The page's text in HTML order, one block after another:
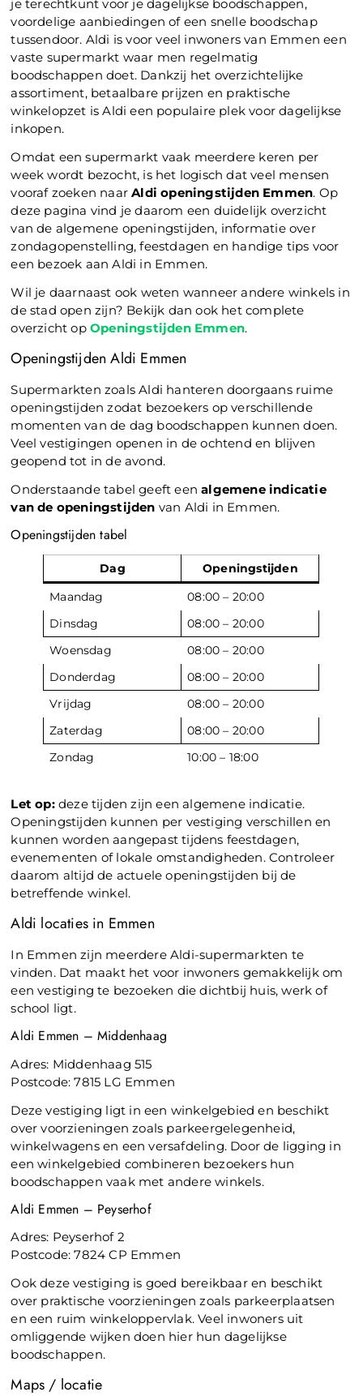
je terechtkunt voor je dagelijkse boodschappen,
voordelige aanbiedingen of een snelle boodschap
tussendoor. Aldi is voor veel inwoners van Emmen een
vaste supermarkt waar men regelmatig
boodschappen doet. Dankzij het overzichtelijke
assortiment, betaalbare prijzen en praktische
winkelopzet is Aldi een populaire plek voor dagelijkse
inkopen.
Omdat een supermarkt vaak meerdere keren per
week wordt bezocht, is het logisch dat veel mensen
vooraf zoeken naarAldi openingstijden Emmen. Op
deze pagina vind je daarom een duidelijk overzicht
van de algemene openingstijden, informatie over
zondagopenstelling, feestdagen en handige tips voor
een bezoek aan Aldi in Emmen.
Wil je daarnaast ook weten wanneer andere winkels in
de stad open zijn? Bekijk dan ook het complete
overzicht opOpeningstijden Emmen.
Openingstijden Aldi Emmen
Supermarkten zoals Aldi hanteren doorgaans ruime
openingstijden zodat bezoekers op verschillende
momenten van de dag boodschappen kunnen doen.
Veel vestigingen openen in de ochtend en blijven
geopend tot in de avond.
Onderstaande tabel geeft eenalgemene indicatie
van de openingstijden van Aldi in Emmen.
Openingstijden tabel
Dag Openingstijden
Maandag 08:00 – 20:00
Dinsdag 08:00 – 20:00
Woensdag 08:00 – 20:00
Donderdag 08:00 – 20:00
Vrijdag 08:00 – 20:00
Zaterdag 08:00 – 20:00
Zondag 10:00 – 18:00
Let op:deze tijden zijn een algemene indicatie.
Openingstijden kunnen per vestiging verschillen en
kunnen worden aangepast tijdens feestdagen,
evenementen of lokale omstandigheden. Controleer
daarom altijd de actuele openingstijden bij de
betreffende winkel.
Aldi locaties in Emmen
In Emmen zijn meerdere Aldi-supermarkten te
vinden. Dat maakt het voor inwoners gemakkelijk om
een vestiging te bezoeken die dichtbij huis, werk of
school ligt.
Aldi Emmen – Middenhaag
Adres: Middenhaag 515
Postcode: 7815 LG Emmen
Deze vestiging ligt in een winkelgebied en beschikt
over voorzieningen zoals parkeergelegenheid,
winkelwagens en een versafdeling. Door de ligging in
een winkelgebied combineren bezoekers hun
boodschappen vaak met andere winkels.
Aldi Emmen – Peyserhof
Adres: Peyserhof 2
Postcode: 7824 CP Emmen
Ook deze vestiging is goed bereikbaar en beschikt
over praktische voorzieningen zoals parkeerplaatsen
en een ruim winkeloppervlak. Veel inwoners uit
omliggende wijken doen hier hun dagelijkse
boodschappen.
Maps / locatie